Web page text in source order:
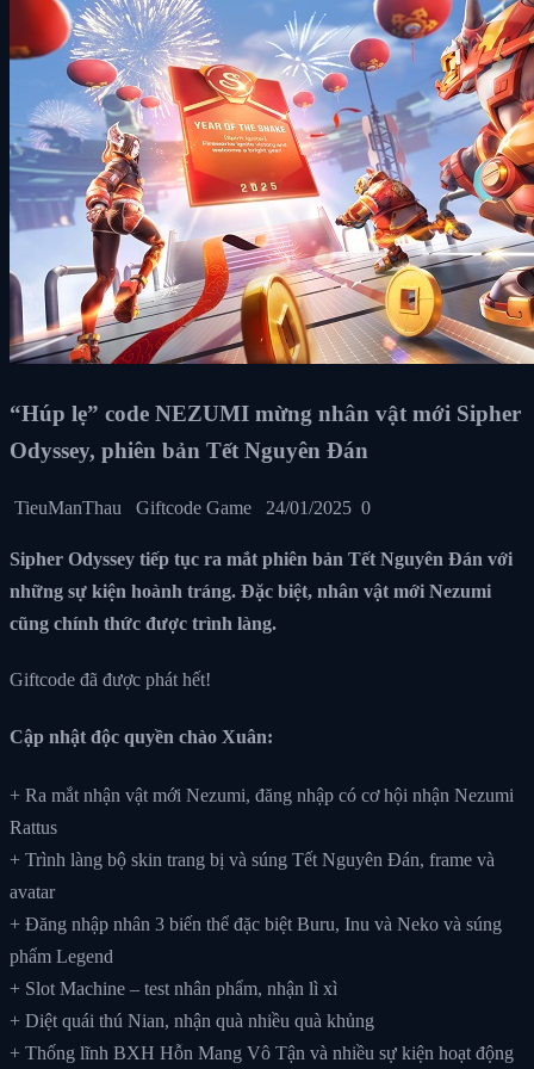
“Húp lẹ” code NEZUMI mừng nhân vật mới Sipher
Odyssey, phiên bản Tết Nguyên Đán
TieuManThau Giftcode Game 24/01/2025 0
Sipher Odyssey tiếp tục ra mắt phiên bản Tết Nguyên Đán với
những sự kiện hoành tráng. Đặc biệt, nhân vật mới Nezumi
cũng chính thức được trình làng.
Giftcode đã được phát hết!
Cập nhật độc quyền chào Xuân:
+ Ra mắt nhận vật mới Nezumi, đăng nhập có cơ hội nhận Nezumi
Rattus
+ Trình làng bộ skin trang bị và súng Tết Nguyên Đán, frame và
avatar
+ Đăng nhập nhân 3 biến thể đặc biệt Buru, Inu và Neko và súng
phẩm Legend
+ Slot Machine – test nhân phẩm, nhận lì xì
+ Diệt quái thú Nian, nhận quà nhiều quà khủng
+ Thống lĩnh BXH Hỗn Mang Vô Tận và nhiều sự kiện hoạt động